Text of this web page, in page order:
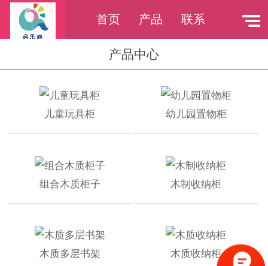
首页 产品 联系
产品中心
儿童玩具柜 幼儿园置物柜
组合木质柜子 木制收纳柜
木质多层书架 木质收纳柜